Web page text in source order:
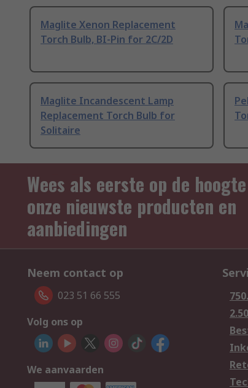
Maglite Xenon Replacement
Torch Bulb, BI-Pin for 2C/2D
Maglite Incandescent Lamp
Replacement Torch Bulb for
Solitaire
Wees als eerste op de
onze nieuwste producten en
aanbiedingen
Neem contact op
023 51 66 555
Volg ons op
We aanvaarden